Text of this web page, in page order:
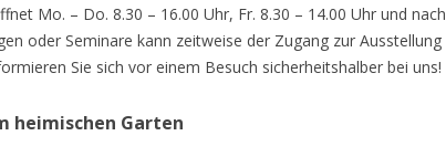
Mo. – Do. 8.30 – 16.00 Uhr, Fr. 8.30 – 14.00 Uhr und nach
oder Seminare kann zeitweise der Zugang zur Ausstellung
Sie sich vor einem Besuch sicherheitshalber bei uns!
Garten